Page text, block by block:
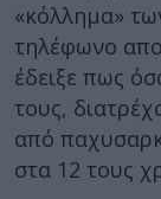
«κόλλημα»
τηλέφωνο
έδειξε πως
τους,
από
στα 12 τους